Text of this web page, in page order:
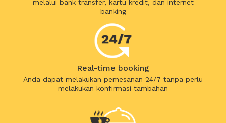
melalui bank transfer, kartu kredit, dan internet
banking
Real-time booking
Anda dapat melakukan pemesanan 24/7 tanpa perlu
melakukan konfirmasi tambahan